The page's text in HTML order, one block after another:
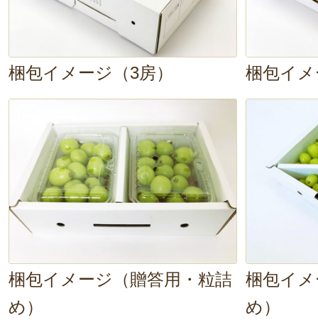
梱包イメージ（3房） 梱包イ
梱包イメージ（贈答用・粒詰
め）
梱包イ
め）